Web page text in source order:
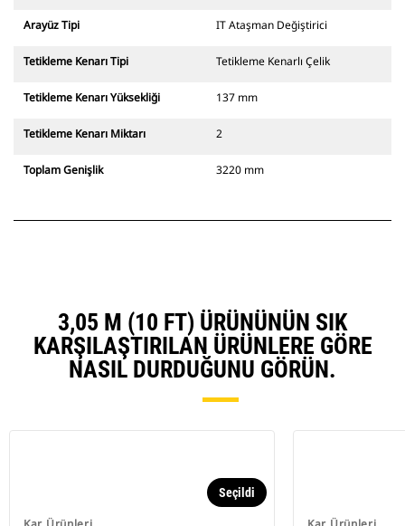
Arayüz Tipi IT Ataşman Değiştirici
Tetikleme Kenarı Tipi Tetikleme Kenarlı Çelik
Tetikleme Kenarı Yüksekliği 137 mm
Tetikleme Kenarı Miktarı 2
Toplam Genişlik 3220 mm
3,05 M (10 FT) ÜRÜNÜNÜN SIK
KARŞILAŞTIRILAN ÜRÜNLERE GÖRE
NASIL DURDUĞUNU GÖRÜN.
Seçildi